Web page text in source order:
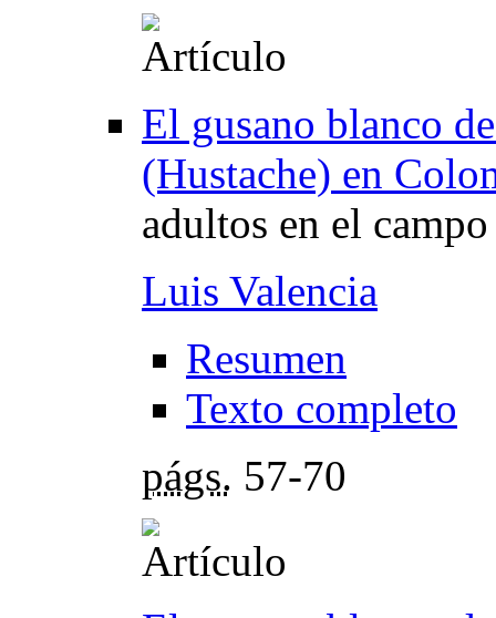
El gusano blanco
(Hustache) en
adultos en el campo
Luis Valencia
Resumen
Texto completo
págs. 57-70